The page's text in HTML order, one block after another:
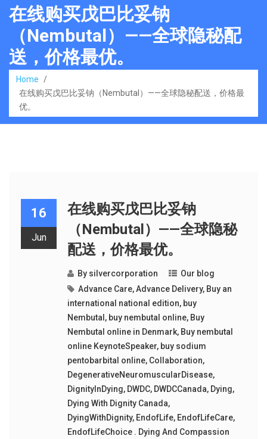
在线购买戊巴比妥钠
（Nembutal）——全球隐秘配
送，价格最优。
Home
/
在线购买戊巴比妥钠（Nembutal）——全球隐秘配送，价格最
优。
16
Jun
在线购买戊巴比妥钠
（Nembutal）——全球隐秘
配送，价格最优。
By silvercorporation
Our blog
Advance Care,Advance Delivery, Buy an
international national edition, buy
Nembutal , buy nembutal online, Buy
Nembutal online in Denmark, Buy nembutal
online KeynoteSpeaker, buy sodium
pentobarbital online, Collaboration,
DegenerativeNeuromuscularDisease,
DignityInDying, DWDC, DWDCCanada, Dying,
Dying With Dignity Canada,
DyingWithDignity, EndofLife, EndofLifeCare,
EndofLifeChoice . Dying And Compassion